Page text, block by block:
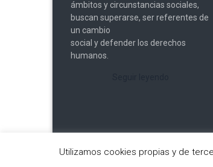
ámbitos y circunstancias sociales,
buscan superarse, ser referentes de
un cambio
social y defender los derechos
humanos.
Copyright © 2026Cámara Oscura . All
Utilizamos cookies propias y de